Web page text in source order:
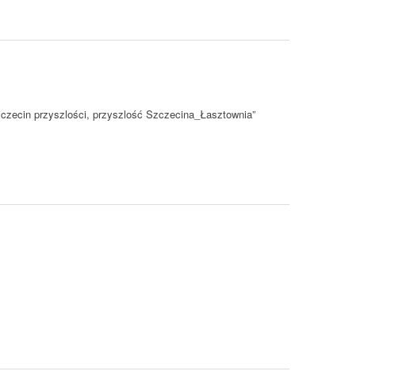
przyszlości, przyszlość Szczecina_Łasztownia”